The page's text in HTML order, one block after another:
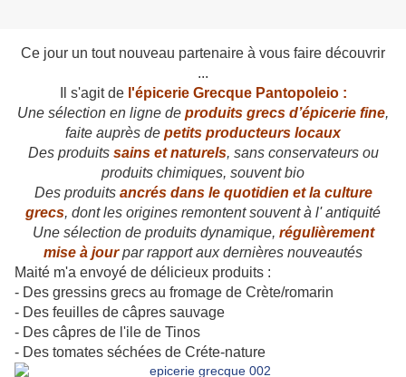
Ce jour un tout nouveau partenaire à vous faire découvrir
...
Il s'agit de l'épicerie Grecque Pantopoleio :
Une sélection en ligne de produits grecs d’épicerie fine,
faite auprès de petits producteurs locaux
Des produits sains et naturels, sans conservateurs ou
produits chimiques, souvent bio
Des produits ancrés dans le quotidien et la culture
grecs, dont les origines remontent souvent à l' antiquité
Une sélection de produits dynamique, régulièrement
mise à jourpar rapport aux dernières nouveautés
Maité m'a envoyé de délicieux produits :
- Des gressins grecs au fromage de Crète/romarin
- Des feuilles de câpres sauvage
- Des câpres de l'ile de Tinos
- Des tomates séchées de Créte-nature